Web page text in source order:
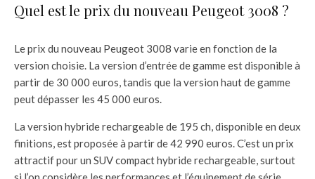
Quel est le prix du nouveau Peugeot 3008 ?
Le prix du nouveau Peugeot 3008 varie en fonction de la
version choisie. La version d’entrée de gamme est disponible à
partir de 30 000 euros, tandis que la version haut de gamme
peut dépasser les 45 000 euros.
La version hybride rechargeable de 195 ch, disponible en deux
finitions, est proposée à partir de 42 990 euros. C’est un prix
attractif pour un SUV compact hybride rechargeable, surtout